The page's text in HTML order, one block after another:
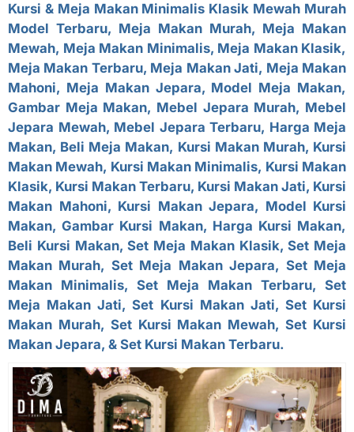
Kursi & Meja Makan Minimalis Klasik Mewah Murah
Model Terbaru, Meja Makan Murah, Meja Makan
Mewah, Meja Makan Minimalis, Meja Makan Klasik,
Meja Makan Terbaru, Meja Makan Jati, Meja Makan
Mahoni, Meja Makan Jepara, Model Meja Makan,
Gambar Meja Makan, Mebel Jepara Murah, Mebel
Jepara Mewah, Mebel Jepara Terbaru, Harga Meja
Makan, Beli Meja Makan, Kursi Makan Murah, Kursi
Makan Mewah, Kursi Makan Minimalis, Kursi Makan
Klasik, Kursi Makan Terbaru, Kursi Makan Jati, Kursi
Makan Mahoni, Kursi Makan Jepara, Model Kursi
Makan, Gambar Kursi Makan, Harga Kursi Makan,
Beli Kursi Makan, Set Meja Makan Klasik, Set Meja
Makan Murah, Set Meja Makan Jepara, Set Meja
Makan Minimalis, Set Meja Makan Terbaru, Set
Meja Makan Jati, Set Kursi Makan Jati, Set Kursi
Makan Murah, Set Kursi Makan Mewah, Set Kursi
Makan Jepara, & Set Kursi Makan Terbaru.